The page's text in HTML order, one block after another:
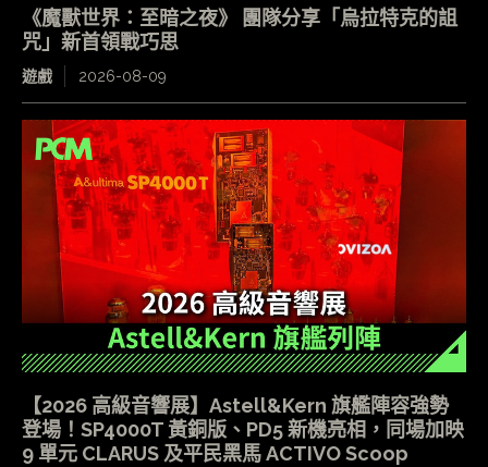
《魔獸世界：至暗之夜》 團隊分享「烏拉特克的詛
咒」新首領戰巧思
遊戲 2026-08-09
【2026 高級音響展】Astell&Kern 旗艦陣容強勢
登場！SP4000T 黃銅版、PD5 新機亮相，同場加映
9 單元 CLARUS 及平民黑馬 ACTIVO Scoop